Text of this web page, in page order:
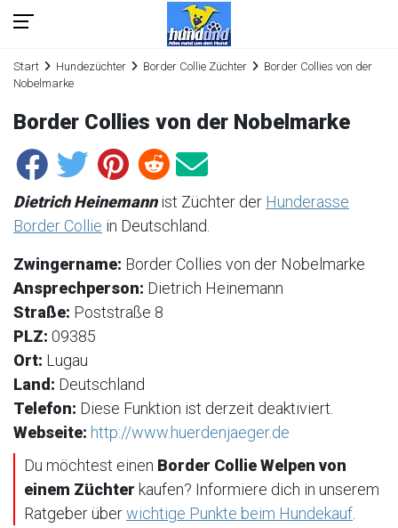
Start Hundezüchter Border Collie Züchter
Border Collies von der
Nobelmarke
Border Collies von der Nobelmarke
Dietrich Heinemannist Züchter der Hunderasse
Border Collie in Deutschland.
Zwingername: Border Collies von der Nobelmarke
Ansprechperson: Dietrich Heinemann
Straße: Poststraße 8
PLZ: 09385
Ort: Lugau
Land: Deutschland
Telefon: Diese Funktion ist derzeit deaktiviert.
Webseite: http://www.huerdenjaeger.de
Du möchtest einen Border Collie Welpen von
einem Züchter kaufen? Informiere dich in unserem
Ratgeber überwichtige Punkte beim Hundekauf